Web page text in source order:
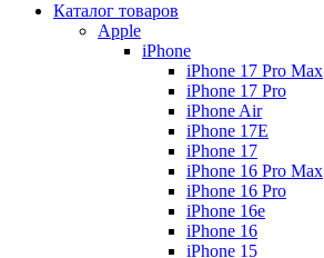
Каталог товаров
Apple
iPhone
iPhone 17 Pro Max
iPhone 17 Pro
iPhone Air
iPhone 17E
iPhone 17
iPhone 16 Pro Max
iPhone 16 Pro
iPhone 16e
iPhone 16
iPhone 15